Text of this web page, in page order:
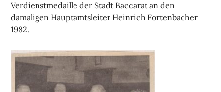
Verdienstmedaille der Stadt Baccarat an den
damaligen Hauptamtsleiter Heinrich Fortenbacher
1982.